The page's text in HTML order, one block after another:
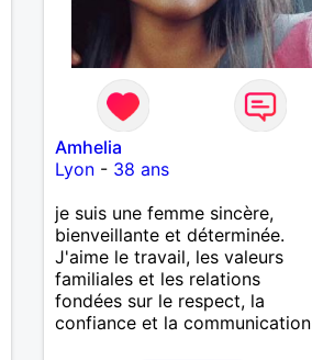
Amhelia
Lyon - 38 ans
je suis une femme sincère,
bienveillante et déterminée.
J'aime le travail, les valeurs
familiales et les relations
fondées sur le respect, la
confiance et la communication